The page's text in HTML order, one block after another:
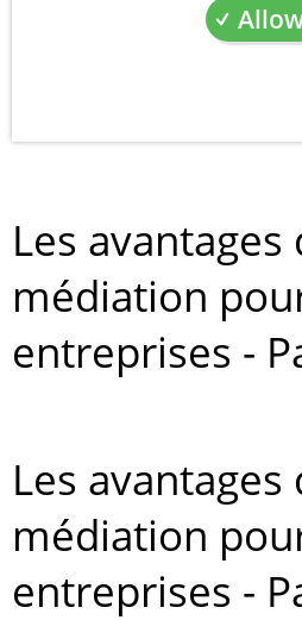
Les avantages
médiation
entreprises -
Les avantages
médiation
entreprises -